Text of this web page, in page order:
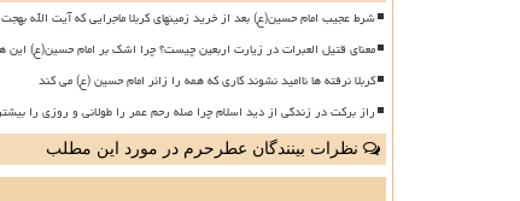
شرط عجیب امام حسین(ع) بعد از خرید زمینهای کربلا ماجرایی که آیت الله
معنای قتیل العبرات در زیارت اربعین چیست؟ چرا اشک بر امام حسین(ع) این
کربلا نرفته ها ناامید نشوند کاری که همه را زائر امام حسین (ع) می کند
راز برکت در زندگی از دید اسلام چرا صله رحم عمر را طولانی و روزی را
نظرات بینندگان عطرحرم در مورد این مطلب